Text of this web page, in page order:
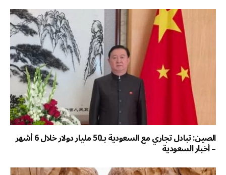
الصين: تبادل تجاري مع السعودية بـ50 مليار دولار خلال 6 أشهر
– أخبار السعودية